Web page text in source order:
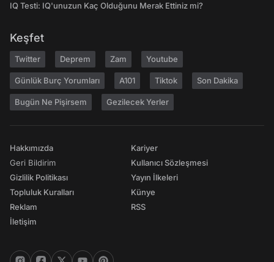
IQ Testi: IQ'unuzun Kaç Olduğunu Merak Ettiniz mi?
Keşfet
Twitter Deprem Zam Youtube
Günlük Burç Yorumları A101 Tiktok Son Dakika
Bugün Ne Pişirsem Gezilecek Yerler
Hakkımızda
Geri Bildirim
Gizlilik Politikası
Topluluk Kuralları
Reklam
İletişim
Kariyer
Kullanıcı Sözleşmesi
Yayın İlkeleri
Künye
RSS